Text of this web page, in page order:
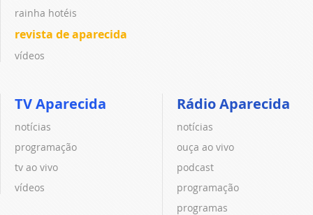
rainha hotéis
revista de aparecida
vídeos
TV Aparecida
notícias
programação
tv ao vivo
vídeos
Rádio Aparecida
notícias
ouça ao vivo
podcast
programação
programas